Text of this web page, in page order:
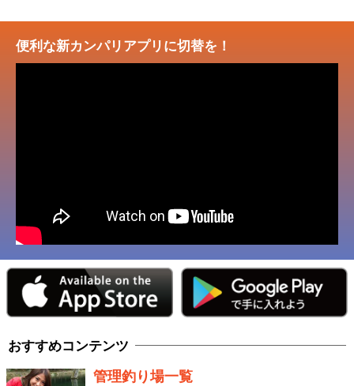
便利な新カンパリアプリに切替を！
おすすめコンテンツ
管理釣り場一覧